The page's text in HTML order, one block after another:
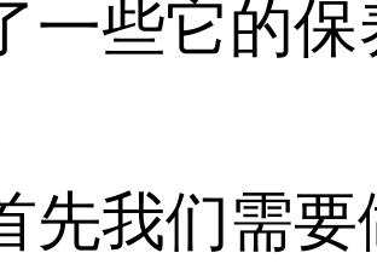
一些它的
我们需要